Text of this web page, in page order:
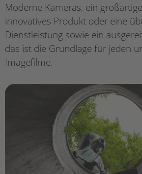
Moderne Kameras, ein
innovatives Produkt oder eine
Dienstleistung sowie ein
das ist die Grundlage für jeden
Imagefilme.